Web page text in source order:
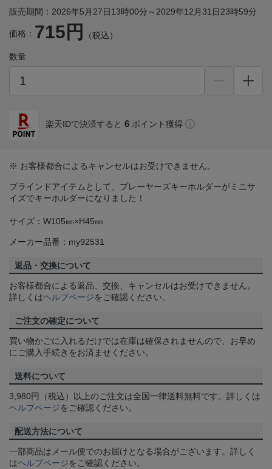
販売期間：2026年5月27日13時00分～2029年12月31日23時59分
価格： 715円 （税込）
数量
楽天IDで決済すると 6 ポイント獲得
※ お客様都合によるキャンセルはお受けできません。
ブラインドアイテムとして、プレーヤーズキーホルダーがミニサ
イズでキーホルダーになりました！
サイズ：W105㎜×H45㎜
メーカー品番：my92531
返品・交換について
お客様都合による返品、交換、キャンセルはお受けできません。
詳しくはヘルプページをご確認ください。
ご注文の確定について
買い物かごに入れるだけでは在庫は確保されませんので、お早め
にご購入手続きをお済ませください。
送料について
3,980円（税込）以上のご注文は全国一律送料無料です。詳しくは
ヘルプページをご確認ください。
配送方法について
一部商品はメール便でのお届けとなる場合がございます。詳しく
はヘルプページをご確認ください。